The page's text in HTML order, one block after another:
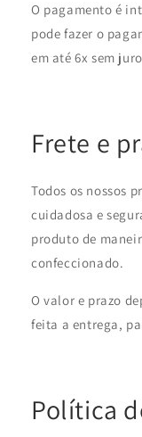
O pagamento é
pode fazer o
em até 6x sem
Frete e
Todos os nossos
cuidadosa e
produto de
confeccionado.
O valor e prazo
feita a entrega,
Política